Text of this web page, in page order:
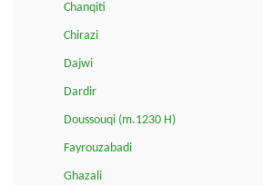
Chanqiti
Chirazi
Dajwi
Dardir
Doussouqi (m.1230 H)
Fayrouzabadi
Ghazali